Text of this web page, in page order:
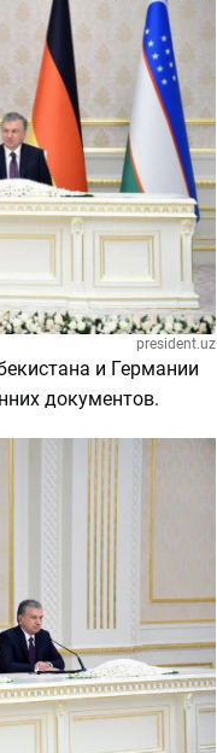
president.uz
и Германии
документов.